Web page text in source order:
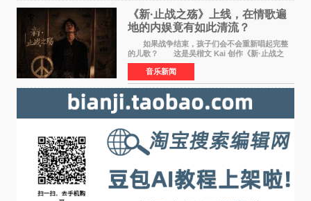
《新·止战之殇》上线，在情歌遍
地的内娱竟有如此清流？
如果战争结束，孩子们会不会重新唱起完整
的儿歌？ 这是吴楷文 Kai 创作《新·止战之
殇》时最初的想法。 从伊朗相关冲突引发的
地区局势，到世界各地仍在发生的动荡与不安，
战争从来不只
音乐新闻